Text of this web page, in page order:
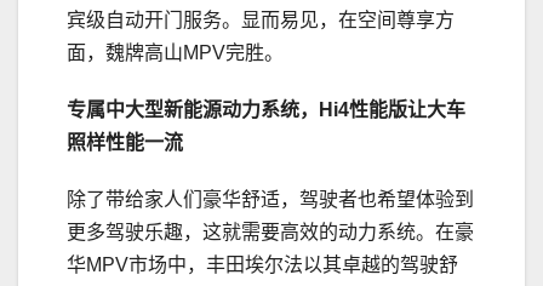
宾级自动开门服务。显而易见，在空间尊享方
面，魏牌高山MPV完胜。
专属中大型新能源动力系统，Hi4性能版让大车
照样性能一流
除了带给家人们豪华舒适，驾驶者也希望体验到
更多驾驶乐趣，这就需要高效的动力系统。在豪
华MPV市场中，丰田埃尔法以其卓越的驾驶舒